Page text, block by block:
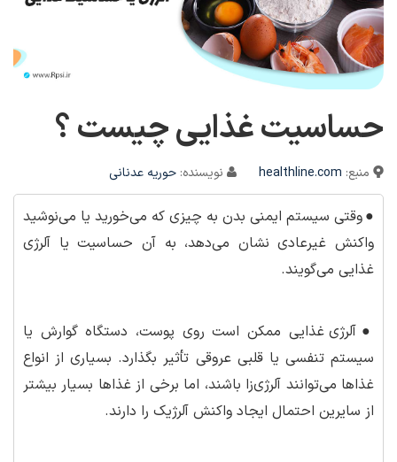
حساسیت غذایی چیست ؟
منبع: healthline.com نویسنده: حوریه عدنانی
●وقتی سیستم ایمنی بدن به چیزی که می‌خورید یا می‌نوشید
واکنش غیرعادی نشان می‌دهد، به آن حساسیت یا آلرژی
غذایی می‌گویند.
●آلرژی غذایی ممکن است روی پوست، دستگاه گوارش یا
سیستم تنفسی یا قلبی عروقی تأثیر بگذارد. بسیاری از انواع
غذاها می‌توانند آلرژی‌زا باشند، اما برخی از غذاها بسیار بیشتر
از سایرین احتمال ایجاد واکنش آلرژیک را دارند.